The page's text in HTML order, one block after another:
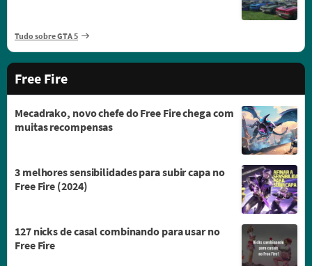
Tudo sobre GTA 5
Free Fire
Mecadrako, novo chefe do Free Fire chega com
muitas recompensas
3 melhores sensibilidades para subir capa no
Free Fire (2024)
127 nicks de casal combinando para usar no
Free Fire